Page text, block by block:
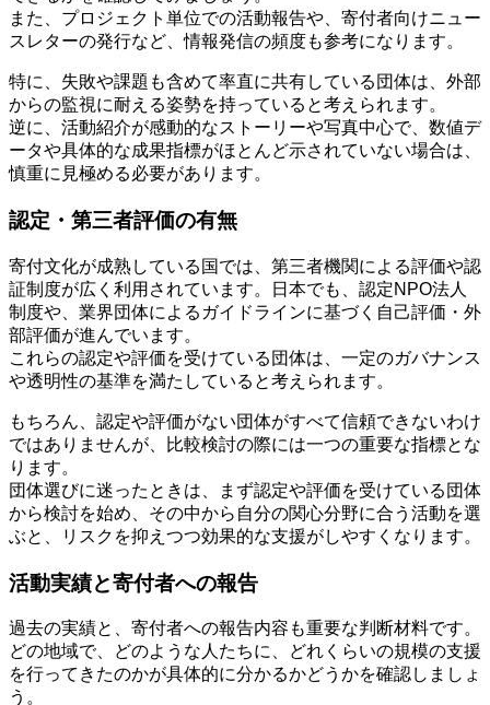
また、プロジェクト単位での活動報告や、寄付者向けニュー
スレターの発行など、情報発信の頻度も参考になります。
特に、失敗や課題も含めて率直に共有している団体は、外部
からの監視に耐える姿勢を持っていると考えられます。
逆に、活動紹介が感動的なストーリーや写真中心で、数値デ
ータや具体的な成果指標がほとんど示されていない場合は、
慎重に見極める必要があります。
認定・第三者評価の有無
寄付文化が成熟している国では、第三者機関による評価や認
証制度が広く利用されています。日本でも、認定NPO法人
制度や、業界団体によるガイドラインに基づく自己評価・外
部評価が進んでいます。
これらの認定や評価を受けている団体は、一定のガバナンス
や透明性の基準を満たしていると考えられます。
もちろん、認定や評価がない団体がすべて信頼できないわけ
ではありませんが、比較検討の際には一つの重要な指標とな
ります。
団体選びに迷ったときは、まず認定や評価を受けている団体
から検討を始め、その中から自分の関心分野に合う活動を選
ぶと、リスクを抑えつつ効果的な支援がしやすくなります。
活動実績と寄付者への報告
過去の実績と、寄付者への報告内容も重要な判断材料です。
どの地域で、どのような人たちに、どれくらいの規模の支援
を行ってきたのかが具体的に分かるかどうかを確認しましょ
う。